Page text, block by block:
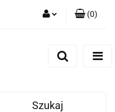
(0)
Szukaj